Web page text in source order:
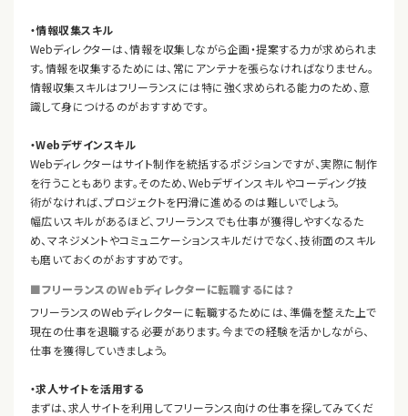
・情報収集スキル
Webディレクターは、情報を収集しながら企画・提案する力が求められま
す。情報を収集するためには、常にアンテナを張らなければなりません。
情報収集スキルはフリーランスには特に強く求められる能力のため、意
識して身につけるのがおすすめです。
・Webデザインスキル
Webディレクターはサイト制作を統括するポジションですが、実際に制作
を行うこともあります。そのため、Webデザインスキルやコーディング技
術がなければ、プロジェクトを円滑に進めるのは難しいでしょう。
幅広いスキルがあるほど、フリーランスでも仕事が獲得しやすくなるた
め、マネジメントやコミュニケーションスキルだけでなく、技術面のスキル
も磨いておくのがおすすめです。
■フリーランスのWebディレクターに転職するには？
フリーランスのWebディレクターに転職するためには、準備を整えた上で
現在の仕事を退職する必要があります。今までの経験を活かしながら、
仕事を獲得していきましょう。
・求人サイトを活用する
まずは、求人サイトを利用してフリーランス向けの仕事を探してみてくだ